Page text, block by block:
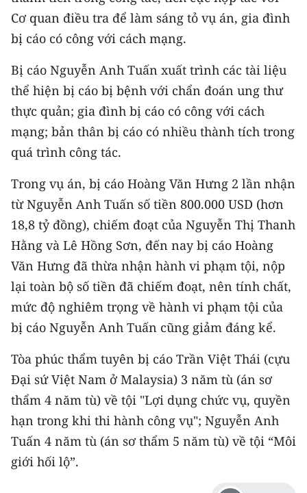
Cơ quan điều tra để làm sáng tỏ vụ án, gia đình
bị cáo có công với cách mạng.
Bị cáo Nguyễn Anh Tuấn xuất trình các tài liệu
thể hiện bị cáo bị bệnh với chẩn đoán ung thư
thực quản; gia đình bị cáo có công với cách
mạng; bản thân bị cáo có nhiều thành tích trong
quá trình công tác.
Trong vụ án, bị cáo Hoàng Văn Hưng 2 lần nhận
từ Nguyễn Anh Tuấn số tiền 800.000 USD (hơn
18,8 tỷ đồng), chiếm đoạt của Nguyễn Thị Thanh
Hằng và Lê Hồng Sơn, đến nay bị cáo Hoàng
Văn Hưng đã thừa nhận hành vi phạm tội, nộp
lại toàn bộ số tiền đã chiếm đoạt, nên tính chất,
mức độ nghiêm trọng về hành vi phạm tội của
bị cáo Nguyễn Anh Tuấn cũng giảm đáng kể.
Tòa phúc thẩm tuyên bị cáo Trần Việt Thái (cựu
Đại sứ Việt Nam ở Malaysia) 3 năm tù (án sơ
thẩm 4 năm tù) về tội "Lợi dụng chức vụ, quyền
hạn trong khi thi hành công vụ"; Nguyễn Anh
Tuấn 4 năm tù (án sơ thẩm 5 năm tù) về tội “Môi
giới hối lộ”.